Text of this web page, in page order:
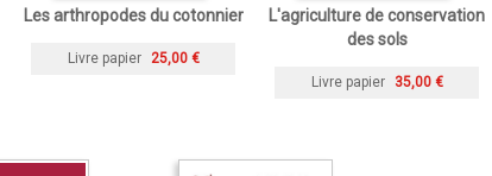
Les arthropodes du cotonnier
Livre papier 25,00 €
L'agriculture de conservation
des sols
Livre papier 35,00 €